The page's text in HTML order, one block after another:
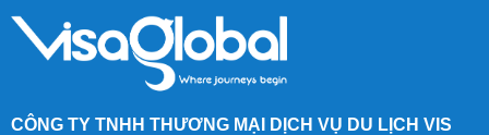
CÔNG TY TNHH THƯƠNG MẠI DỊCH VỤ DU LỊCH VIS